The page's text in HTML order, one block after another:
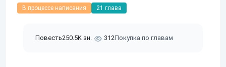
В процессе написания 21 глава
Повесть250.5K зн. 312Покупка по главам